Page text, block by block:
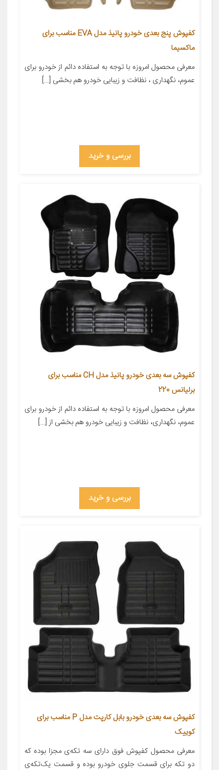
کفپوش پنج بعدی خودرو پانیذ مدل EVA مناسب برای
ماکسیما
معرفی محصول امروزه با توجه به استفاده دائم از خودرو برای
عموم، نگهداری ، نظافت و زیبایی خودرو هم بخشی […]
بررسی و خرید
کفپوش سه بعدی خودرو پانیذ مدل CH مناسب برای
برلیانس 220
معرفی محصول امروزه با توجه به استفاده دائم از خودرو برای
عموم، نگهداری، نظافت و زیبایی خودرو هم بخشی از […]
بررسی و خرید
کفپوش سه بعدی خودرو بابل کارپت مدل P مناسب برای
کوییک
معرفی محصول کفپوش فوق دارای سه تکه‌ی مجزا بوده که
دو تکه برای قسمت جلوی خودرو بوده و قسمت یک‌تکه‌ی